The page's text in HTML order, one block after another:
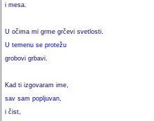
i mesa.
U očima mi grme grčevi svetlosti.
U temenu se protežu
grobovi grbavi.
Kad ti izgovaram ime,
sav sam popljuvan,
i čist,